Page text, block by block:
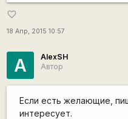
favorite_border
18 Апр, 2015 10:57
A
AlexSH
Автор
Если есть желающие,
интересует.